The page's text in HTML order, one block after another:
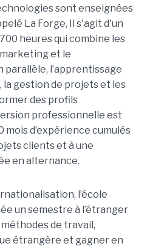
sont enseignées
La Forge, Il s'agit d'un
heures qui combine les
marketing et le
l’apprentissage
gestion de projets et les
des profils
professionnelle est
mois d’expérience cumulés
clients et à une
en alternance.
l’école
un semestre à l’étranger
de travail,
étrangère et gagner en